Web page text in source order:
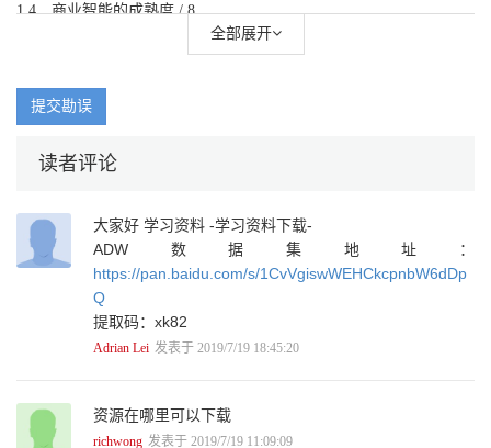
1.4 商业智能的成熟度 / 8
1.5.3 数据库浏览 / 16
XII 1.7 安装SQL产品及数据库指南 / 21
2.1.1 视觉构图元素 / 25
2.1.2 视觉构图原则 / 27
2.1.3 视觉草图工具 / 29
2.2 视觉图形的基本介绍 / 30
2.2.1 图表分类 / 31
2.2.2 图表的功能 / 34
3.1 工具安装：Power BI Desktop / 36
3.1.1 Power BI的版本、许可介绍 / 36
全部展开
提交勘误
读者评论
大家好 学习资料 -学习资料下载-
ADW数据集地址：
https://pan.baidu.com/s/1CvVgiswWEHCkcpnbW6dDp
Q
提取码：xk82
Adrian Lei 发表于 2019/7/19 18:45:20
资源在哪里可以下载
richwong 发表于 2019/7/19 11:09:09